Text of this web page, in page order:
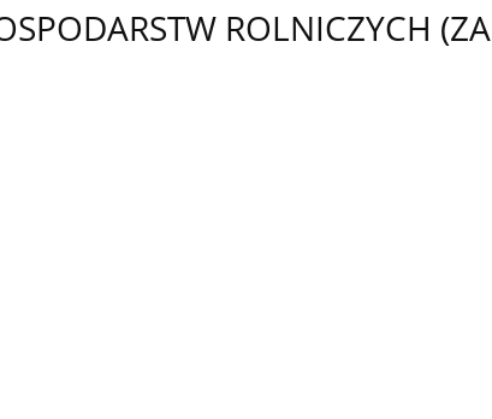
ROLNICZYCH